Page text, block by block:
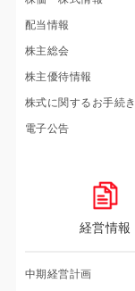
配当情報
株主総会
株主優待情報
株式に関するお手続き
電子公告
経営情報
中期経営計画